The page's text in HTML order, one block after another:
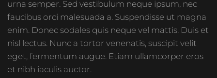
urna semper. Sed vestibulum neque ipsum, nec
faucibus orci malesuada a. Suspendisse ut magna
enim. Donec sodales quis neque vel mattis. Duis et
nisl lectus. Nunc a tortor venenatis, suscipit velit
eget, fermentum augue. Etiam ullamcorper eros
et nibh iaculis auctor.